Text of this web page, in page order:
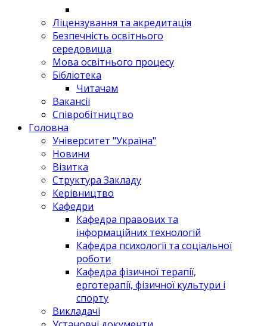
Ліцензування та акредитація
Безпечність освітнього
середовища
Мова освітнього процесу
Бібліотека
Читачам
Вакансії
Співробітництво
Головна
Університет "Україна"
Новини
Візитка
Структура Закладу
Керівництво
Кафедри
Кафедра правових та
інформаційних технологій
Кафедра психології та соціальної
роботи
Кафедра фізичної терапії,
ерготерапії, фізичної культури і
спорту
Викладачі